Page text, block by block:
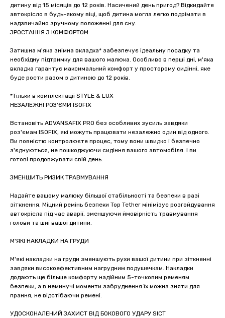
дитину від 15 місяців до 12 років. Насичений день пригод? Відкидайте
автокрісло в будь-якому віці, щоб дитина могла легко подрімати в
надзвичайно зручному положенні для сну.
ЗРОСТАННЯ З КОМФОРТОМ
Затишна м'яка знімна вкладка* забезпечує ідеальну посадку та
необхідну підтримку для вашого малюка. Особливо в перші дні, м'яка
вкладка гарантує максимальний комфорт у просторому сидінні, яке
буде рости разом з дитиною до 12 років.
*Тільки в комплектації STYLE & LUX
НЕЗАЛЕЖНІ РОЗ'ЄМИ ISOFIX
Встановіть ADVANSAFIX PRO без особливих зусиль завдяки
роз'ємам ISOFIX, які можуть працювати незалежно один від одного.
Ви повністю контролюєте процес, тому вони швидко і безпечно
з'єднуються, не пошкоджуючи сидіння вашого автомобіля. І ви
готові продовжувати свій день.
ЗМЕНШИТЬ РИЗИК ТРАВМУВАННЯ
Надайте вашому малюку більшої стабільності та безпеки в разі
зіткнення. Міцний ремінь безпеки Top Tether мінімізує розгойдування
автокрісла під час аварії, зменшуючи ймовірність травмування
голови та шиї вашої дитини.
М'ЯКІ НАКЛАДКИ НА ГРУДИ
М'які накладки на груди зменшують рухи вашої дитини при зіткненні
завдяки високоефективним нагрудним подушечкам. Накладки
додають ще більше комфорту надійним 5-точковим ременям
безпеки, а в неминучі моменти забруднення їх можна зняти для
прання, не відстібаючи ремені.
УДОСКОНАЛЕНИЙ ЗАХИСТ ВІД БОКОВОГО УДАРУ SICT